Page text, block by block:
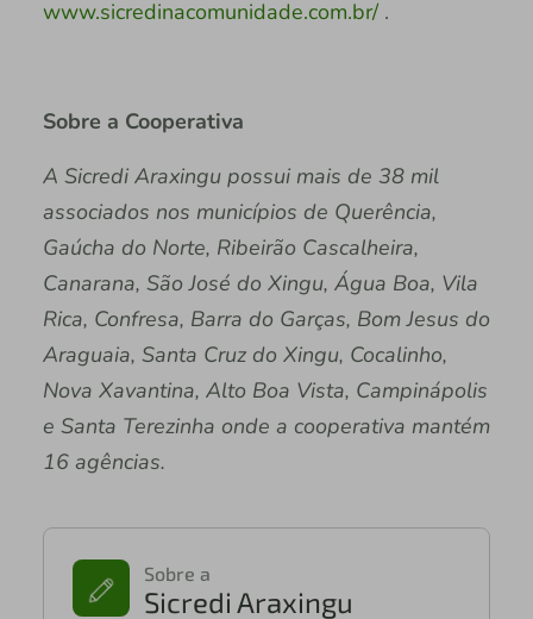
www.sicredinacomunidade.com.br/.
Sobre a Cooperativa
A Sicredi Araxingu possui mais de 38 mil
associados nos municípios de Querência,
Gaúcha do Norte, Ribeirão Cascalheira,
Canarana, São José do Xingu, Água Boa, Vila
Rica, Confresa, Barra do Garças, Bom Jesus do
Araguaia, Santa Cruz do Xingu, Cocalinho,
Nova Xavantina, Alto Boa Vista, Campinápolis
e Santa Terezinha onde a cooperativa mantém
16 agências.
Sobre a
Sicredi Araxingu